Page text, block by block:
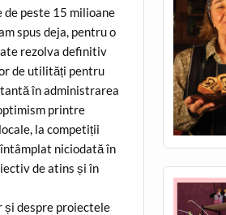
peste 15 milioane
spus deja, pentru o
rezolva definitiv
de utilități pentru
în administrarea
printre
la competiții
niciodată în
de atins și în
și despre proiectele